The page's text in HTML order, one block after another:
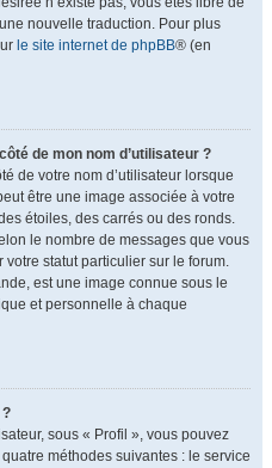
nouvelle traduction. Pour plus
le site internet de phpBB® (en
de mon nom d’utilisateur ?
de votre nom d’utilisateur lorsque
être une image associée à votre
étoiles, des carrés ou des ronds.
le nombre de messages que vous
statut particulier sur le forum.
est une image connue sous le
et personnelle à chaque
sous « Profil », vous pouvez
méthodes suivantes : le service